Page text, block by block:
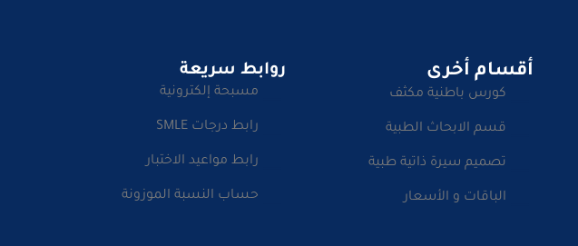
أقسام أخرى
كورس باطنية مكثف
قسم الابحاث الطبية
تصميم سيرة ذاتية طبية
الباقات و الأسعار
روابط سريعة
مسبحة إلكترونية
رابط درجات SMLE
رابط مواعيد الاختبار
حساب النسبة الموزونة